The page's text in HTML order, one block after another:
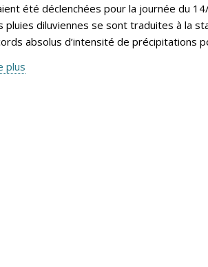
été déclenchées pour la journée du
pluies diluviennes se sont traduites à la
absolus d’intensité de précipitations
plus